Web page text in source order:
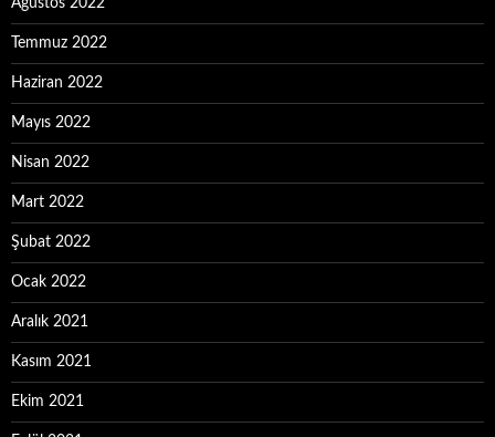
Ağustos 2022
Temmuz 2022
Haziran 2022
Mayıs 2022
Nisan 2022
Mart 2022
Şubat 2022
Ocak 2022
Aralık 2021
Kasım 2021
Ekim 2021